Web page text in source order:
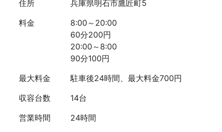
住所
兵庫県明石市鷹匠町5
料金
8:00～20:00
60分200円
20:00～8:00
90分100円
最大料金
駐車後24時間、最大料金700円
収容台数
14台
営業時間
24時間